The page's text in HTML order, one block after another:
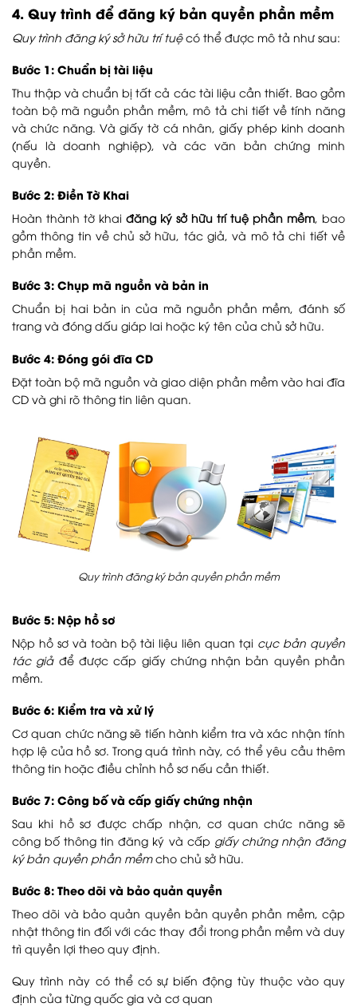
4. Quy trình để đăng ký bản quyền phần mềm
Quy trình đăng ký sở hữu trí tuệcó thể được mô tả như sau:
Bước 1: Chuẩn bị tài liệu
Thu thập và chuẩn bị tất cả các tài liệu cần thiết. Bao gồm
toàn bộ mã nguồn phần mềm, mô tả chi tiết về tính năng
và chức năng. Và giấy tờ cá nhân, giấy phép kinh doanh
(nếu là doanh nghiệp), và các văn bản chứng minh
quyền.
Bước 2: Điền Tờ Khai
Hoàn thành tờ khai đăng ký sở hữu trí tuệ phần mềm, bao
gồm thông tin về chủ sở hữu, tác giả, và mô tả chi tiết về
phần mềm.
Bước 3: Chụp mã nguồn và bản in
Chuẩn bị hai bản in của mã nguồn phần mềm, đánh số
trang và đóng dấu giáp lai hoặc ký tên của chủ sở hữu.
Bước 4: Đóng gói đĩa CD
Đặt toàn bộ mã nguồn và giao diện phần mềm vào hai đĩa
CD và ghi rõ thông tin liên quan.
Quy trình đăng ký bản quyền phần mềm
Bước 5: Nộp hồ sơ
Nộp hồ sơ và toàn bộ tài liệu liên quan tại cục bản quyền
tác giả để được cấp giấy chứng nhận bản quyền phần
mềm.
Bước 6: Kiểm tra và xử lý
Cơ quan chức năng sẽ tiến hành kiểm tra và xác nhận tính
hợp lệ của hồ sơ. Trong quá trình này, có thể yêu cầu thêm
thông tin hoặc điều chỉnh hồ sơ nếu cần thiết.
Bước 7: Công bố và cấp giấy chứng nhận
Sau khi hồ sơ được chấp nhận, cơ quan chức năng sẽ
công bố thông tin đăng ký và cấp giấy chứng nhận đăng
ký bản quyền phần mềmcho chủ sở hữu.
Bước 8: Theo dõi và bảo quản quyền
Theo dõi và bảo quản quyền bản quyền phần mềm, cập
nhật thông tin đối với các thay đổi trong phần mềm và duy
trì quyền lợi theo quy định.
Quy trình này có thể có sự biến động tùy thuộc vào quy
định của từng quốc gia và cơ quan